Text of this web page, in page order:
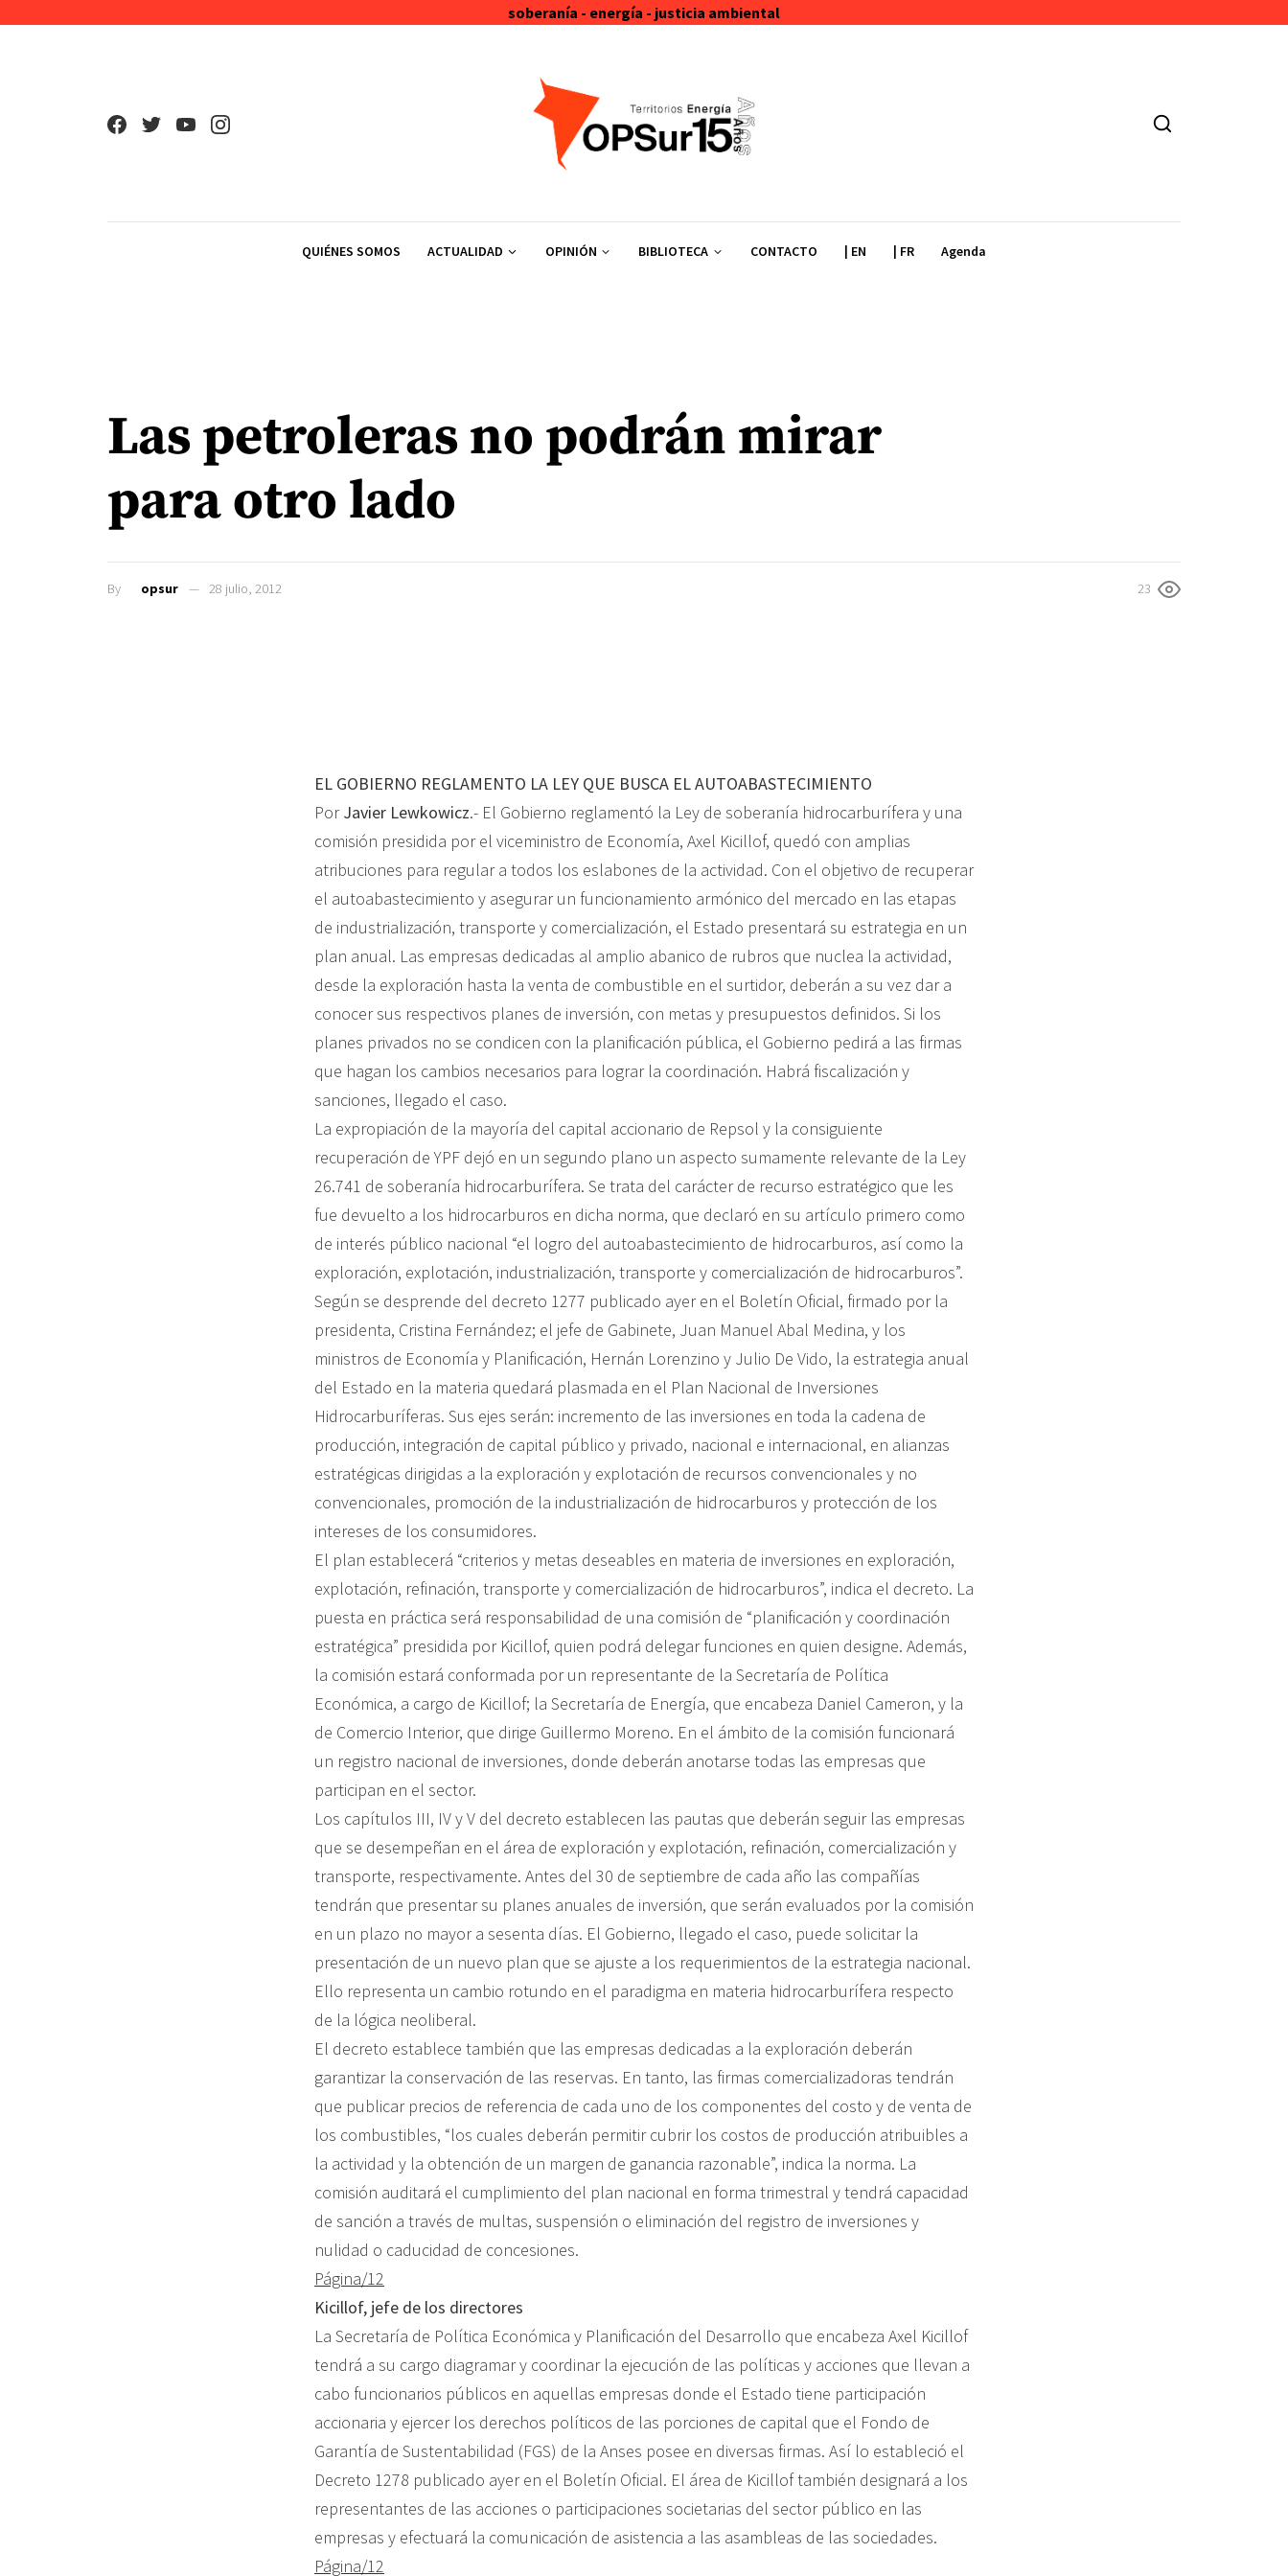
soberanía - energía - justicia ambiental
QUIÉNES SOMOS ACTUALIDAD OPINIÓN BIBLIOTECA CONTACTO | EN | FR Agenda
Las petroleras no podrán mirar
para otro lado
By opsur 28 julio, 2012 23
EL GOBIERNO REGLAMENTO LA LEY QUE BUSCA EL AUTOABASTECIMIENTO
PorJavier Lewkowicz.- El Gobierno reglamentó la Ley de soberanía hidrocarburífera y una
comisión presidida por el viceministro de Economía, Axel Kicillof, quedó con amplias
atribuciones para regular a todos los eslabones de la actividad. Con el objetivo de recuperar
el autoabastecimiento y asegurar un funcionamiento armónico del mercado en las etapas
de industrialización, transporte y comercialización, el Estado presentará su estrategia en un
plan anual. Las empresas dedicadas al amplio abanico de rubros que nuclea la actividad,
desde la exploración hasta la venta de combustible en el surtidor, deberán a su vez dar a
conocer sus respectivos planes de inversión, con metas y presupuestos definidos. Si los
planes privados no se condicen con la planificación pública, el Gobierno pedirá a las firmas
que hagan los cambios necesarios para lograr la coordinación. Habrá fiscalización y
sanciones, llegado el caso.
La expropiación de la mayoría del capital accionario de Repsol y la consiguiente
recuperación de YPF dejó en un segundo plano un aspecto sumamente relevante de la Ley
26.741 de soberanía hidrocarburífera. Se trata del carácter de recurso estratégico que les
fue devuelto a los hidrocarburos en dicha norma, que declaró en su artículo primero como
de interés público nacional “el logro del autoabastecimiento de hidrocarburos, así como la
exploración, explotación, industrialización, transporte y comercialización de hidrocarburos”.
Según se desprende del decreto 1277 publicado ayer en el Boletín Oficial, firmado por la
presidenta, Cristina Fernández; el jefe de Gabinete, Juan Manuel Abal Medina, y los
ministros de Economía y Planificación, Hernán Lorenzino y Julio De Vido, la estrategia anual
del Estado en la materia quedará plasmada en el Plan Nacional de Inversiones
Hidrocarburíferas. Sus ejes serán: incremento de las inversiones en toda la cadena de
producción, integración de capital público y privado, nacional e internacional, en alianzas
estratégicas dirigidas a la exploración y explotación de recursos convencionales y no
convencionales, promoción de la industrialización de hidrocarburos y protección de los
intereses de los consumidores.
El plan establecerá “criterios y metas deseables en materia de inversiones en exploración,
explotación, refinación, transporte y comercialización de hidrocarburos”, indica el decreto. La
puesta en práctica será responsabilidad de una comisión de “planificación y coordinación
estratégica” presidida por Kicillof, quien podrá delegar funciones en quien designe. Además,
la comisión estará conformada por un representante de la Secretaría de Política
Económica, a cargo de Kicillof; la Secretaría de Energía, que encabeza Daniel Cameron, y la
de Comercio Interior, que dirige Guillermo Moreno. En el ámbito de la comisión funcionará
un registro nacional de inversiones, donde deberán anotarse todas las empresas que
participan en el sector.
Los capítulos III, IV y V del decreto establecen las pautas que deberán seguir las empresas
que se desempeñan en el área de exploración y explotación, refinación, comercialización y
transporte, respectivamente. Antes del 30 de septiembre de cada año las compañías
tendrán que presentar su planes anuales de inversión, que serán evaluados por la comisión
en un plazo no mayor a sesenta días. El Gobierno, llegado el caso, puede solicitar la
presentación de un nuevo plan que se ajuste a los requerimientos de la estrategia nacional.
Ello representa un cambio rotundo en el paradigma en materia hidrocarburífera respecto
de la lógica neoliberal.
El decreto establece también que las empresas dedicadas a la exploración deberán
garantizar la conservación de las reservas. En tanto, las firmas comercializadoras tendrán
que publicar precios de referencia de cada uno de los componentes del costo y de venta de
los combustibles, “los cuales deberán permitir cubrir los costos de producción atribuibles a
la actividad y la obtención de un margen de ganancia razonable”, indica la norma. La
comisión auditará el cumplimiento del plan nacional en forma trimestral y tendrá capacidad
de sanción a través de multas, suspensión o eliminación del registro de inversiones y
nulidad o caducidad de concesiones.
Página/12
Kicillof, jefe de los directores
La Secretaría de Política Económica y Planificación del Desarrollo que encabeza Axel Kicillof
tendrá a su cargo diagramar y coordinar la ejecución de las políticas y acciones que llevan a
cabo funcionarios públicos en aquellas empresas donde el Estado tiene participación
accionaria y ejercer los derechos políticos de las porciones de capital que el Fondo de
Garantía de Sustentabilidad (FGS) de la Anses posee en diversas firmas. Así lo estableció el
Decreto 1278 publicado ayer en el Boletín Oficial. El área de Kicillof también designará a los
representantes de las acciones o participaciones societarias del sector público en las
empresas y efectuará la comunicación de asistencia a las asambleas de las sociedades.
Página/12